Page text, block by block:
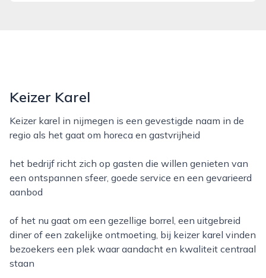
Keizer Karel
Keizer karel in nijmegen is een gevestigde naam in de
regio als het gaat om horeca en gastvrijheid
het bedrijf richt zich op gasten die willen genieten van
een ontspannen sfeer, goede service en een gevarieerd
aanbod
of het nu gaat om een gezellige borrel, een uitgebreid
diner of een zakelijke ontmoeting, bij keizer karel vinden
bezoekers een plek waar aandacht en kwaliteit centraal
staan